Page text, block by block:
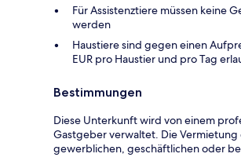
Für Assistenztiere müssen keine
werden
Haustiere sind gegen einen
EUR pro Haustier und pro Tag
Bestimmungen
Diese Unterkunft wird von einem
Gastgeber verwaltet. Die
gewerblichen, geschäftlichen oder